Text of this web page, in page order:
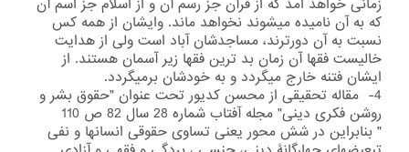
زمانی خواهد امد که از قرآن جز رسم آن و از اسلام جز اسم آن
که به آن نامیده میشوند نخواهد ماند. وایشان از همه کس
نسبت به آن دورترند، مساجدشان آباد است ولی از هدایت
خالیست فقها آن زمان بد ترین فقها زیر آسمان هستند. از
ایشان فتنه خارج میگردد و به خودشان برمیگردد.
4- مقاله تحقیقی از محسن کدیور تحت عنوان "حقوق بشر و
روشن فکری دینی" مجله آفتاب شماره 28 سال 82 ص 110
" بنابراین در شش محور یعنی تساوی حقوقی انسانها و نفی